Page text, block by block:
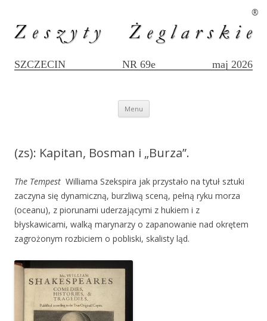
SZCZECIN NR 69e maj 2026
®
Menu Przejdź
(zs): Kapitan, Bosman i „Burza”.
The Tempest Williama Szekspira jak przystało na tytuł sztuki
zaczyna się dynamiczną, burzliwą sceną, pełną ryku morza
(oceanu), z piorunami uderzającymi z hukiem i z
błyskawicami, walką marynarzy o zapanowanie nad okrętem
zagrożonym rozbiciem o pobliski, skalisty ląd.